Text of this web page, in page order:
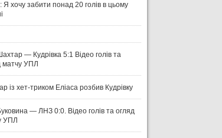
ПЕРЕМОГ: ЯК ДИНАМО, ЛНЗ ТА
СТАРТІ ЄВРОКУБКІВ
Я хочу забити понад 20 голів в цьому
— Кудрівка 5:1 Відео голів та
матчу УПЛ
із хет-триком Еліаса розбив Кудрівку
— ЛНЗ 0:0. Відео голів та огляд
УПЛ